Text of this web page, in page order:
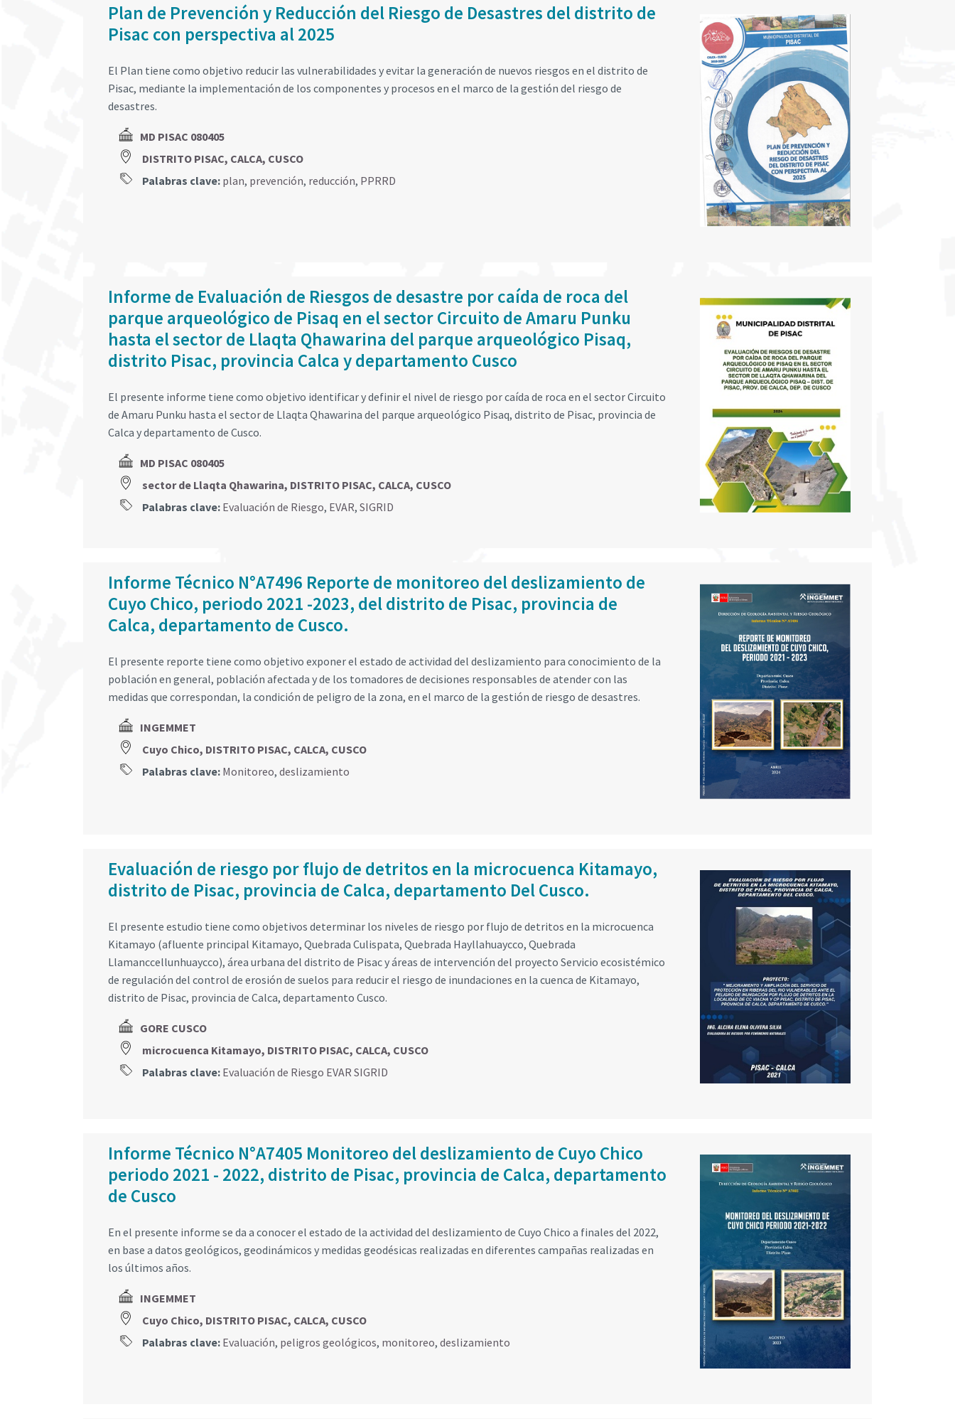
Plan de Prevención y Reducción del Riesgo de Desastres del distrito de
Pisac con perspectiva al 2025
El Plan tiene como objetivo reducir las vulnerabilidades y evitar la generación de nuevos riesgos en el distrito de
Pisac, mediante la implementación de los componentes y procesos en el marco de la gestión del riesgo de
desastres.
MD PISAC 080405
DISTRITO PISAC, CALCA, CUSCO
Palabras clave: plan, prevención, reducción, PPRRD
Informe de Evaluación de Riesgos de desastre por caída de roca del
parque arqueológico de Pisaq en el sector Circuito de Amaru Punku
hasta el sector de Llaqta Qhawarina del parque arqueológico Pisaq,
distrito Pisac, provincia Calca y departamento Cusco
El presente informe tiene como objetivo identificar y definir el nivel de riesgo por caída de roca en el sector Circuito
de Amaru Punku hasta el sector de Llaqta Qhawarina del parque arqueológico Pisaq, distrito de Pisac, provincia de
Calca y departamento de Cusco.
MD PISAC 080405
sector de Llaqta Qhawarina, DISTRITO PISAC, CALCA, CUSCO
Palabras clave: Evaluación de Riesgo, EVAR, SIGRID
Informe Técnico N°A7496 Reporte de monitoreo del deslizamiento de
Cuyo Chico, periodo 2021 -2023, del distrito de Pisac, provincia de
Calca, departamento de Cusco.
El presente reporte tiene como objetivo exponer el estado de actividad del deslizamiento para conocimiento de la
población en general, población afectada y de los tomadores de decisiones responsables de atender con las
medidas que correspondan, la condición de peligro de la zona, en el marco de la gestión de riesgo de desastres.
INGEMMET
Cuyo Chico, DISTRITO PISAC, CALCA, CUSCO
Palabras clave: Monitoreo, deslizamiento
Evaluación de riesgo por flujo de detritos en la microcuenca Kitamayo,
distrito de Pisac, provincia de Calca, departamento Del Cusco.
El presente estudio tiene como objetivos determinar los niveles de riesgo por flujo de detritos en la microcuenca
Kitamayo (afluente principal Kitamayo, Quebrada Culispata, Quebrada Hayllahuaycco, Quebrada
Llamanccellunhuaycco), área urbana del distrito de Pisac y áreas de intervención del proyecto Servicio ecosistémico
de regulación del control de erosión de suelos para reducir el riesgo de inundaciones en la cuenca de Kitamayo,
distrito de Pisac, provincia de Calca, departamento Cusco.
GORE CUSCO
microcuenca Kitamayo, DISTRITO PISAC, CALCA, CUSCO
Palabras clave: Evaluación de Riesgo EVAR SIGRID
Informe Técnico N°A7405 Monitoreo del deslizamiento de Cuyo Chico
periodo 2021 - 2022, distrito de Pisac, provincia de Calca, departamento
de Cusco
En el presente informe se da a conocer el estado de la actividad del deslizamiento de Cuyo Chico a finales del 2022,
en base a datos geológicos, geodinámicos y medidas geodésicas realizadas en diferentes campañas realizadas en
los últimos años.
INGEMMET
Cuyo Chico, DISTRITO PISAC, CALCA, CUSCO
Palabras clave: Evaluación, peligros geológicos, monitoreo, deslizamiento